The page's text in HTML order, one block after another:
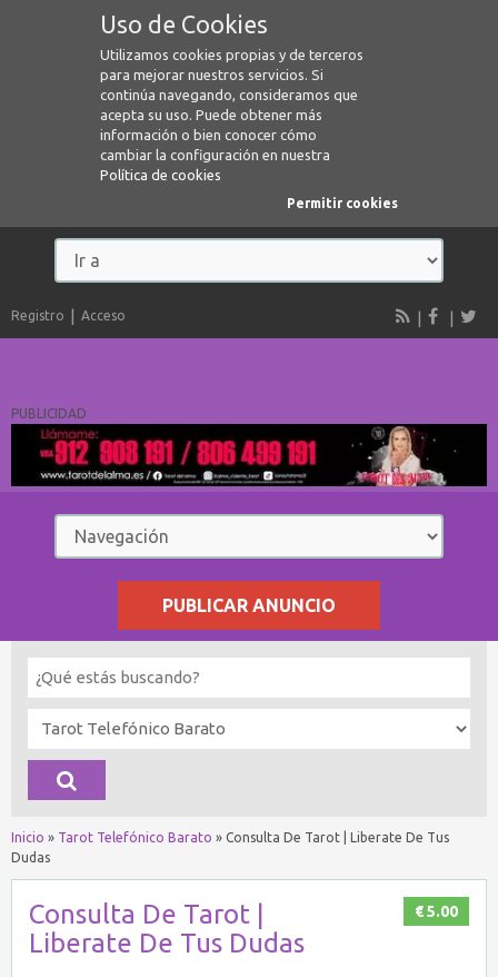
Uso de Cookies
Utilizamos cookies propias y de terceros
para mejorar nuestros servicios. Si
continúa navegando, consideramos que
acepta su uso. Puede obtener más
información o bien conocer cómo
cambiar la configuración en nuestra
Política de cookies
Permitir cookies
Registro Acceso
PUBLICIDAD
PUBLICAR ANUNCIO
Inicio » Tarot Telefónico Barato » Consulta De Tarot | Liberate De Tus
Dudas
€ 5.00
Consulta De Tarot |
Liberate De Tus Dudas